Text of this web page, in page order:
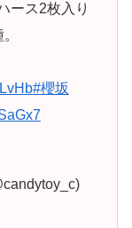
ース2枚入り
#櫻坂